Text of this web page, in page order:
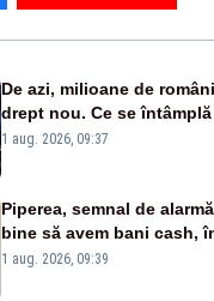
De azi, milioane de
drept nou. Ce se
un produs
1 aug. 2026, 09:37
Piperea, semnal de
bine să avem bani cash,
alertei energetice?
1 aug. 2026, 09:39